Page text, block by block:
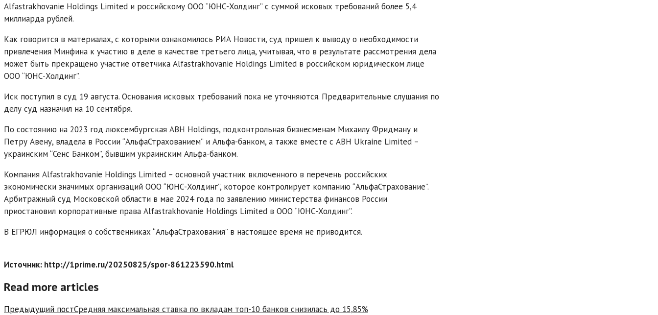
Alfastrakhovanie Holdings Limited и российскому ООО “ЮНС-Холдинг” с суммой исковых требований более 5,4
миллиарда рублей.
Как говорится в материалах, с которыми ознакомилось РИА Новости, суд пришел к выводу о необходимости
привлечения Минфина к участию в деле в качестве третьего лица, учитывая, что в результате рассмотрения дела
может быть прекращено участие ответчика Alfastrakhovanie Holdings Limited в российском юридическом лице
ООО “ЮНС-Холдинг”.
Иск поступил в суд 19 августа. Основания исковых требований пока не уточняются. Предварительные слушания по
делу суд назначил на 10 сентября.
По состоянию на 2023 год люксембургская ABH Holdings, подконтрольная бизнесменам Михаилу Фридману и
Петру Авену, владела в России “АльфаСтрахованием” и Альфа-банком, а также вместе с ABH Ukraine Limited –
украинским “Сенс Банком”, бывшим украинским Альфа-банком.
Компания Alfastrakhovanie Holdings Limited – основной участник включенного в перечень российских
экономически значимых организаций ООО “ЮНС-Холдинг”, которое контролирует компанию “АльфаСтрахование”.
Арбитражный суд Московской области в мае 2024 года по заявлению министерства финансов России
приостановил корпоративные права Alfastrakhovanie Holdings Limited в ООО “ЮНС-Холдинг”.
В ЕГРЮЛ информация о собственниках “АльфаСтрахования” в настоящее время не приводится.
Источник: http://1prime.ru/20250825/spor-861223590.html
Read more articles
Предыдущий постСредняя максимальная ставка по вкладам топ-10 банков снизилась до 15,85%